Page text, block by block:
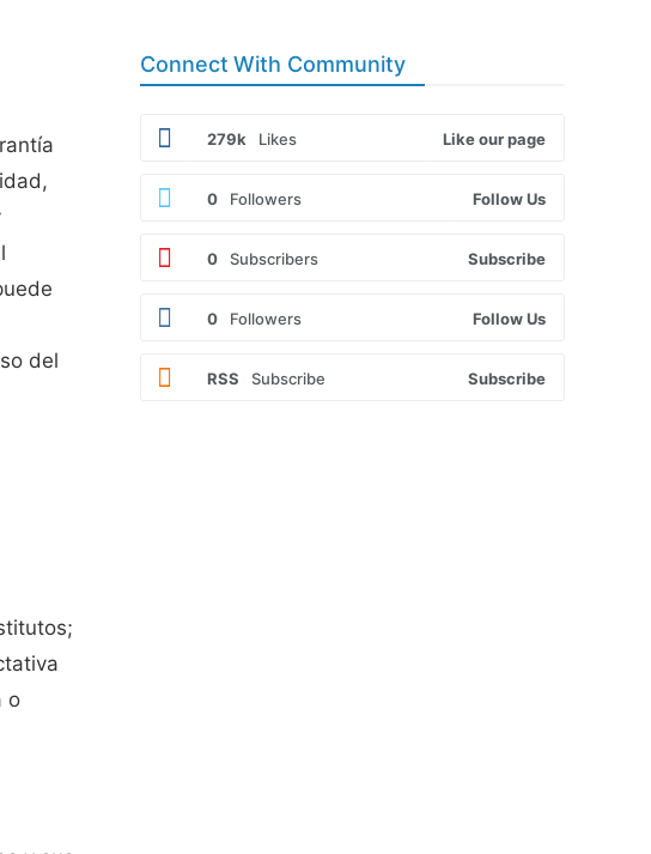
del
o
Connect With Community
279k Likes Like our page
0 Followers Follow Us
0 Subscribers Subscribe
0 Followers Follow Us
RSS Subscribe Subscribe